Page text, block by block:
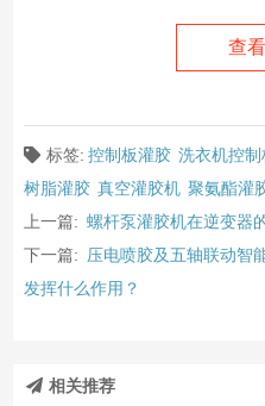
查
标签: 控制板灌胶 洗衣机控
树脂灌胶 真空灌胶机 聚氨酯灌
上一篇: 螺杆泵灌胶机在逆变器
下一篇: 压电喷胶及五轴联动智
发挥什么作用？
相关推荐